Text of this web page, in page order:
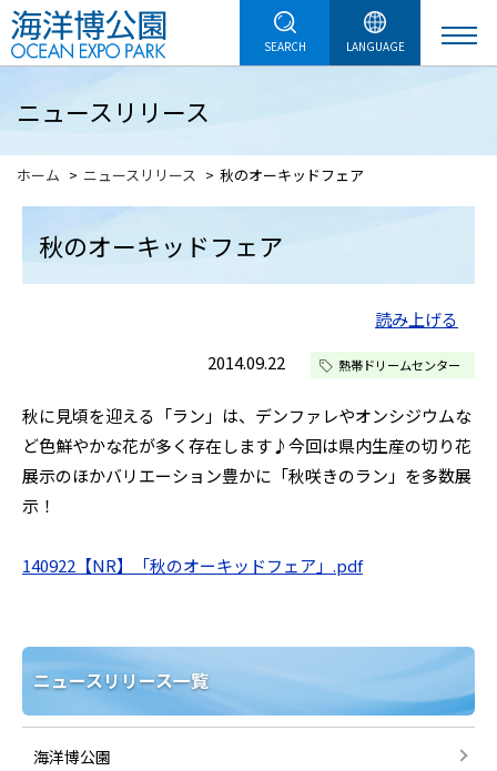
SEARCH LANGUAGE
ニュースリリース
ホーム ニュースリリース 秋のオーキッドフェア
秋のオーキッドフェア
読み上げる
2014.09.22
熱帯ドリームセンター
秋に見頃を迎える「ラン」は、デンファレやオンシジウムな
ど色鮮やかな花が多く存在します♪今回は県内生産の切り花
展示のほかバリエーション豊かに「秋咲きのラン」を多数展
示！
140922【NR】「秋のオーキッドフェア」.pdf
ニュースリリース一覧
海洋博公園